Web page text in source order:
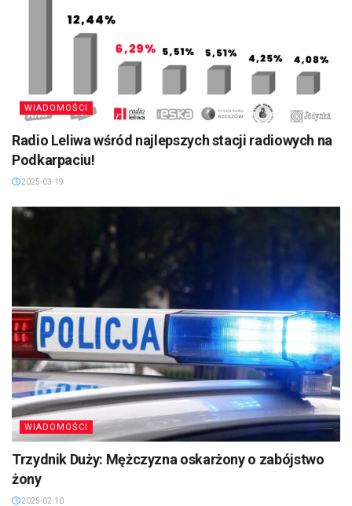
WIADOMOŚCI
Radio Leliwa wśród najlepszych stacji radiowych na
Podkarpaciu!
2025-03-19
WIADOMOŚCI
Trzydnik Duży: Mężczyzna oskarżony o zabójstwo
żony
2025-02-10